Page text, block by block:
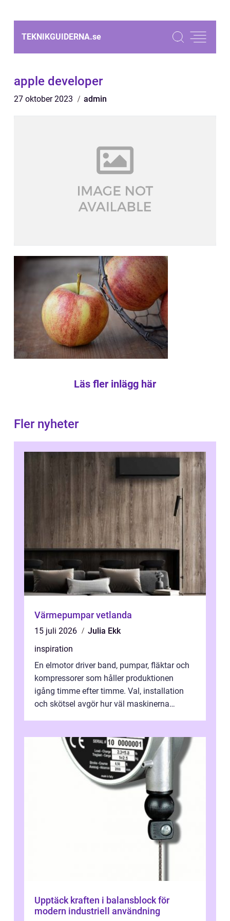
TEKNIKGUIDERNA.se
apple developer
27 oktober 2023 admin
Läs fler inlägg här
Fler nyheter
Värmepumpar vetlanda
15 juli 2026
Julia Ekk
inspiration
En elmotor driver band, pumpar, fläktar och
kompressorer som håller produktionen
igång timme efter timme. Val, installation
och skötsel avgör hur väl maskinerna
Upptäck kraften i balansblock för
modern industriell användning